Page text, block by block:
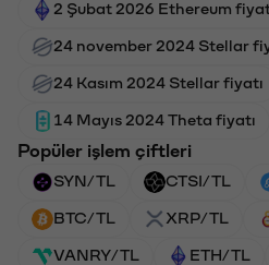
2 Şubat 2026 Ethereum
24 november 2024 Stellar
24 Kasım 2024 Stellar fiyatı
14 Mayıs 2024 Theta fiyatı
Popüler işlem çiftleri
SYN/TL CTSI/TL
BTC/TL XRP/TL
VANRY/TL ETH/TL